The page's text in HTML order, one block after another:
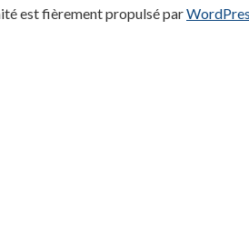
est fièrement propulsé par